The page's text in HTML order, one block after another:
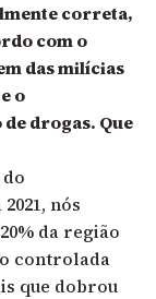
correta,
com o
das milícias
o
drogas. Que
nós
da região
controlada
que dobrou